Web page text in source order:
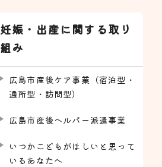
妊娠・出産に関する取り
組み
広島市産後ケア事業（宿泊型・
通所型・訪問型）
広島市産後ヘルパー派遣事業
いつかこどもがほしいと思って
いるあなたへ